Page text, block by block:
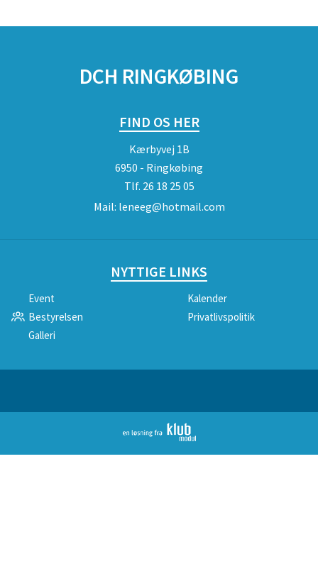
DCH RINGKØBING
FIND OS HER
Kærbyvej 1B
6950 - Ringkøbing
Tlf. 26 18 25 05
Mail: leneeg@hotmail.com
NYTTIGE LINKS
Event
Kalender
Bestyrelsen
Privatlivspolitik
Galleri